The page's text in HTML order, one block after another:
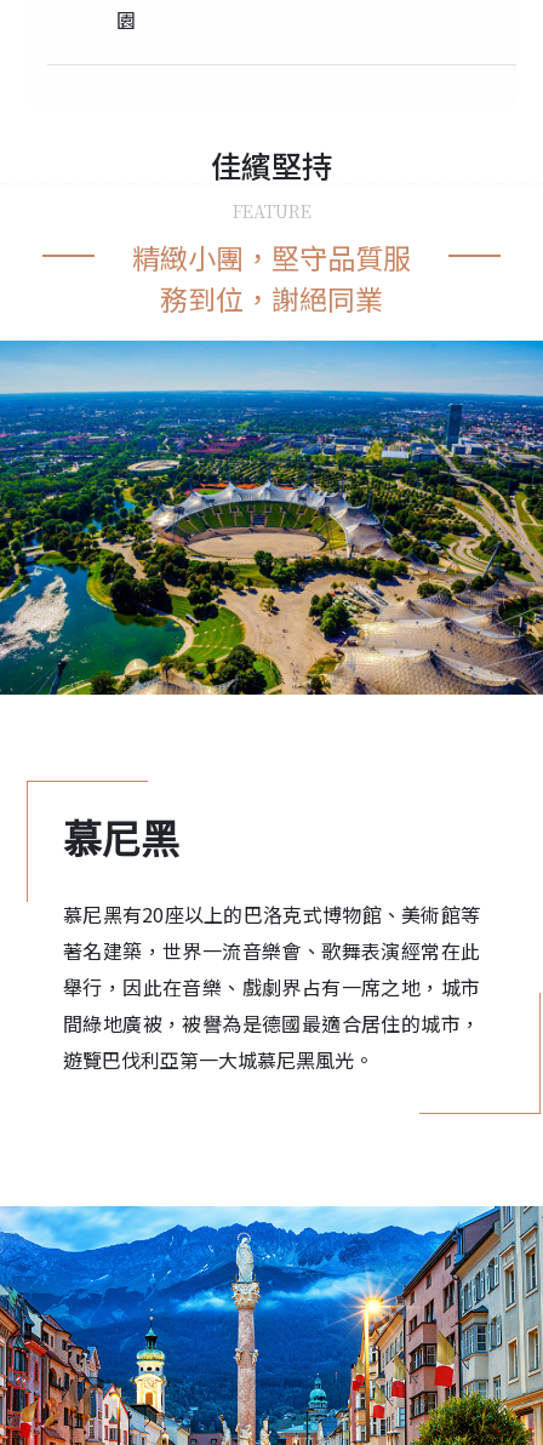
園
佳繽堅持
FEATURE
精緻小團，堅守品質服
務到位，謝絕同業
慕尼黑
慕尼黑有20座以上的巴洛克式博物館、美術館等
著名建築，世界一流音樂會、歌舞表演經常在此
舉行，因此在音樂、戲劇界占有一席之地，城市
間綠地廣被，被譽為是德國最適合居住的城市，
遊覽巴伐利亞第一大城慕尼黑風光。